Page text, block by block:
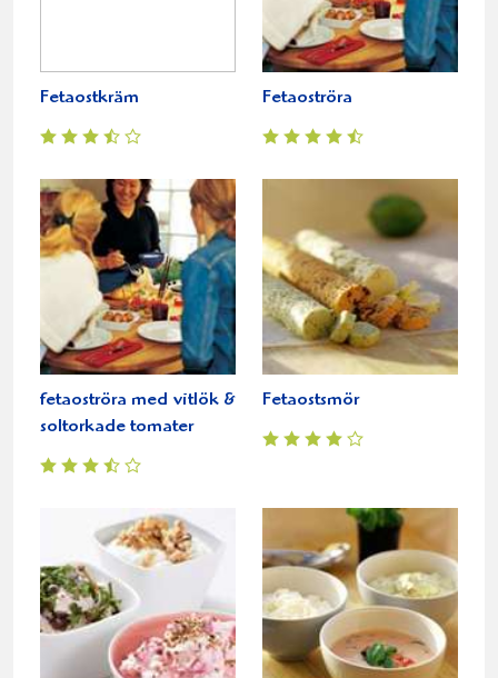
Fetaostkräm Fetaoströra
fetaoströra med vitlök &
soltorkade tomater
Fetaostsmör